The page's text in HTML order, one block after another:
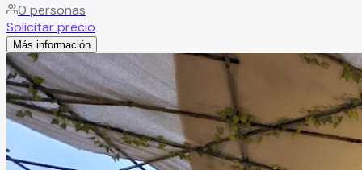
que brinda apoyo durante toda la planeación para lograr
una celebración memorable.
0 personas
Solicitar precio
Más información